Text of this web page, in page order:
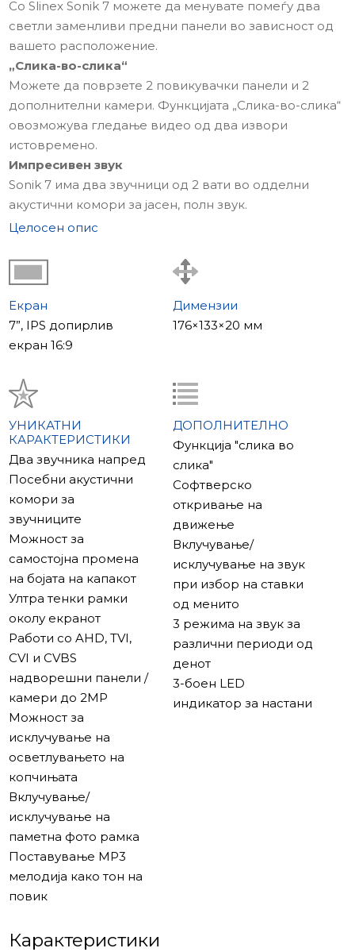
Со Slinex Sonik 7 можете да менувате помеѓу два
светли заменливи предни панели во зависност од
вашето расположение.
„Слика-во-слика“
Можете да поврзете 2 повикувачки панели и 2
дополнителни камери. Функцијата „Слика-во-слика“
овозможува гледање видео од два извори
истовремено.
Импресивен звук
Sonik 7 има два звучници од 2 вати во одделни
акустични комори за јасен, полн звук.
MP3 мелодии
повик.
IPS екран на допир
7-инчен IPS екран со агол на гледање до 178° и
одличен приказ при секое осветлување.
Максимална разновидност
стандарди и до 3 монитори.
Вашата безбедност е важна
Sonik 7 има софтверски детектор за движење и
поддржува хардверски сензори.
Целосен опис
Екран
7”, IPS допирлив
екран 16:9
Димензии
176×133×20 мм
УНИКАТНИ
КАРАКТЕРИСТИКИ
Два звучника напред
Посебни акустични
комори за
звучниците
Можност за
самостојна промена
на бојата на капакот
Ултра тенки рамки
околу екранот
Работи со AHD, TVI,
CVI и CVBS
надворешни панели /
камери до 2MP
Можност за
исклучување на
осветлувањето на
копчињата
Вклучување/
исклучување на
паметна фото рамка
Поставување MP3
мелодија како тон на
повик
ДОПОЛНИТЕЛНО
Функција "слика во
слика"
Софтверско
откривање на
движење
Вклучување/
исклучување на звук
при избор на ставки
од менито
3 режима на звук за
различни периоди од
денот
3-боен LED
индикатор за настани
Карактеристики